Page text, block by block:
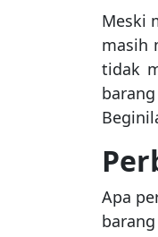
Meski
masih
tidak
Apa